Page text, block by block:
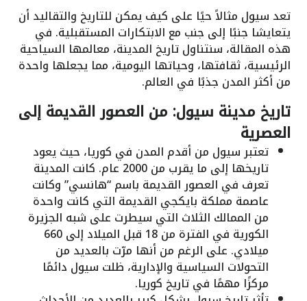
تعد سيول مثالاً حيًا على كيف يمكن للتاريخ والتقاليد أن
يتعايشا جنبًا إلى جنب مع الابتكارات المستقبلية. في
هذه المقالة، سنتناول تاريخ المدينة، معالمها السياحية
الرئيسية، ثقافتها، وحياتها اليومية، مما يجعلها واحدة
من أكثر المدن جذبًا في العالم.
تاريخ مدينة سيول: من العصور القديمة إلى
العصرية
تعتبر سيول من أقدم المدن في كوريا، حيث يعود
تاريخها إلى ما يقرب من 2000 عام. كانت المدينة
تعرف في العصور القديمة باسم “هانسي” وكانت
عاصمة مملكة بايكجي القديمة التي كانت واحدة
من الممالك الثلاث التي سيطرت على شبه الجزيرة
الكورية في الفترة من 18 قبل الميلاد إلى 660
ميلادي. على الرغم من أنها مرّت بالعديد من
التحولات السياسية والإدارية، ظلت سيول دائمًا
مركزًا مهمًا في تاريخ كوريا.